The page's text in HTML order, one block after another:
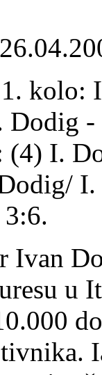
Dodig
I.
Ivan
u